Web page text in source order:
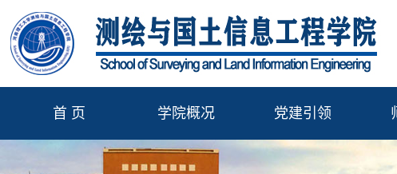
首 页 学院概况 党建引领